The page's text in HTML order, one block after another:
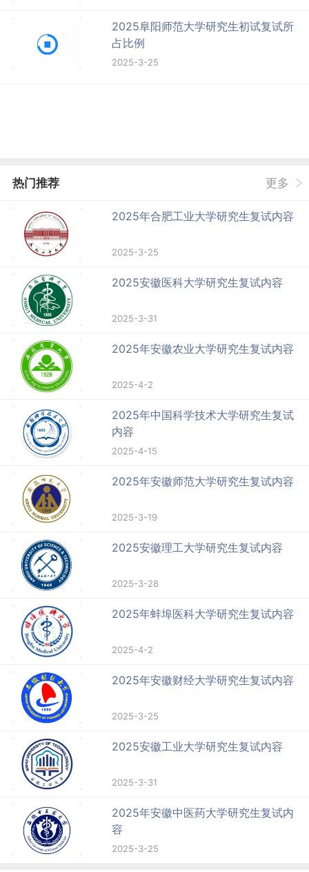
2025阜阳师范大学研究生初试复试所
占比例
2025-3-25
热门推荐 更多
2025年合肥工业大学研究生复试内容
2025-3-25
2025安徽医科大学研究生复试内容
2025-3-31
2025年安徽农业大学研究生复试内容
2025-4-2
2025年中国科学技术大学研究生复试
内容
2025-4-15
2025年安徽师范大学研究生复试内容
2025-3-19
2025安徽理工大学研究生复试内容
2025-3-28
2025年蚌埠医科大学研究生复试内容
2025-4-2
2025年安徽财经大学研究生复试内容
2025-3-25
2025安徽工业大学研究生复试内容
2025-3-31
2025年安徽中医药大学研究生复试内
容
2025-3-25